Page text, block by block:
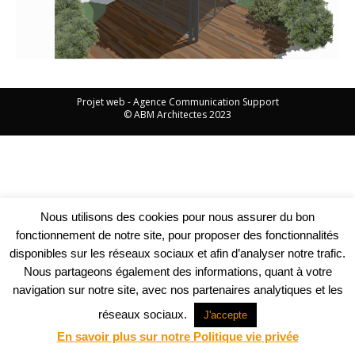
Projet web -Agence Communication Support
© ABM Architectes 2023
Nous utilisons des cookies pour nous assurer du bon
fonctionnement de notre site, pour proposer des fonctionnalités
disponibles sur les réseaux sociaux et afin d’analyser notre trafic.
Nous partageons également des informations, quant à votre
navigation sur notre site, avec nos partenaires analytiques et les
réseaux sociaux.
J'accepte
En savoir plus sur notre Politique vie privée